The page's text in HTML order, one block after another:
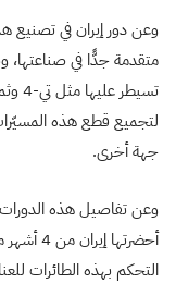
وعن دور إيران في تصنيع
متقدمة جدًّا في صناعتها،
لتجميع قطع هذه
جهة أخرى.
وعن تفاصيل هذه
التحكم بهذه الطائرات